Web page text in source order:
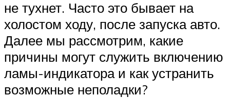
не тухнет. Часто это бывает на
холостом ходу, после запуска авто.
Далее мы рассмотрим, какие
причины могут служить включению
ламы-индикатора и как устранить
возможные неполадки?